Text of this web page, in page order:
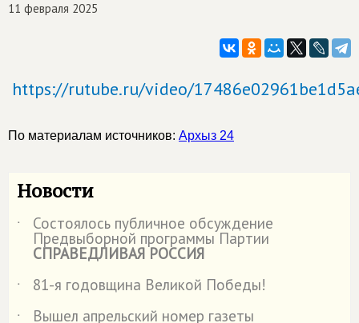
11 февраля 2025
https://rutube.ru/video/
По материалам источников: Архыз 24
Новости
˙ Состоялось публичное обсуждение
Предвыборной программы Партии
СПРАВЕДЛИВАЯ РОССИЯ
˙
81-я годовщина Великой Победы!
Вышел апрельский номер газеты